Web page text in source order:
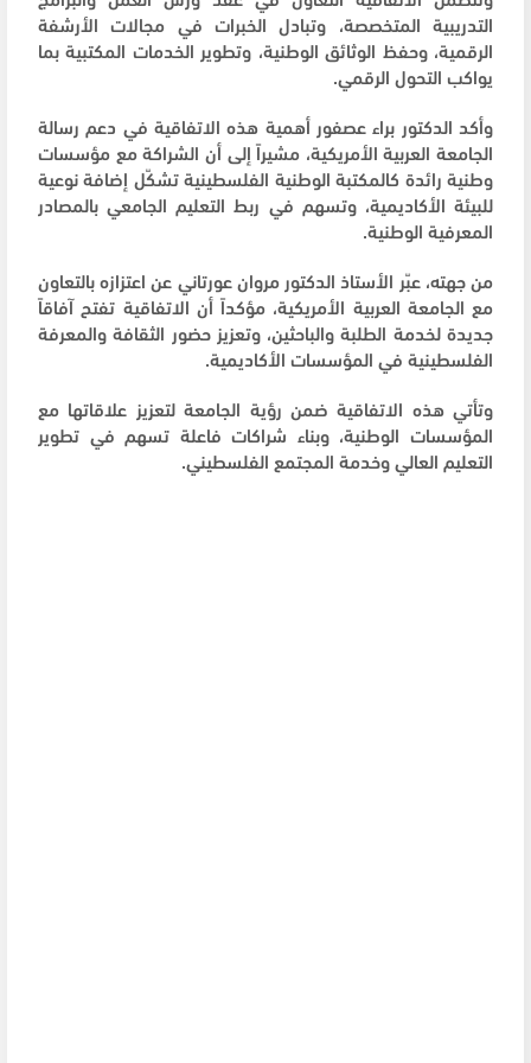
التدريبية المتخصصة، وتبادل الخبرات في مجالات الأرشفة
الرقمية، وحفظ الوثائق الوطنية، وتطوير الخدمات المكتبية بما
يواكب التحول الرقمي.
وأكد الدكتور براء عصفور أهمية هذه الاتفاقية في دعم رسالة
الجامعة العربية الأمريكية، مشيراً إلى أن الشراكة مع مؤسسات
وطنية رائدة كالمكتبة الوطنية الفلسطينية تشكّل إضافة نوعية
للبيئة الأكاديمية، وتسهم في ربط التعليم الجامعي بالمصادر
المعرفية الوطنية.
من جهته، عبّر الأستاذ الدكتور مروان عورتاني عن اعتزازه بالتعاون
مع الجامعة العربية الأمريكية، مؤكداً أن الاتفاقية تفتح آفاقاً
جديدة لخدمة الطلبة والباحثين، وتعزيز حضور الثقافة والمعرفة
الفلسطينية في المؤسسات الأكاديمية.
وتأتي هذه الاتفاقية ضمن رؤية الجامعة لتعزيز علاقاتها مع
المؤسسات الوطنية، وبناء شراكات فاعلة تسهم في تطوير
التعليم العالي وخدمة المجتمع الفلسطيني.